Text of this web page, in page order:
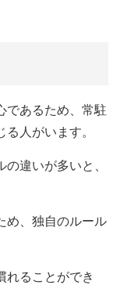
であるため、常駐
人がいます。
違いが多いと、
め、独自のルール
れることができ